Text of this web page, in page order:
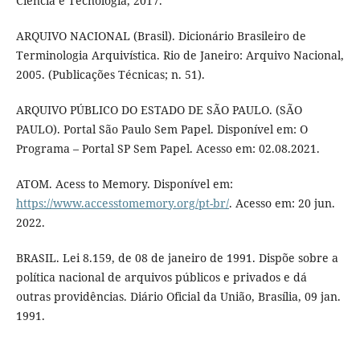
ARQUIVO NACIONAL (Brasil). Dicionário Brasileiro de
Terminologia Arquivística. Rio de Janeiro: Arquivo Nacional,
2005. (Publicações Técnicas; n. 51).
ARQUIVO PÚBLICO DO ESTADO DE SÃO PAULO. (SÃO
PAULO). Portal São Paulo Sem Papel. Disponível em: O
Programa – Portal SP Sem Papel. Acesso em: 02.08.2021.
ATOM. Acess to Memory. Disponível em:
https://www.accesstomemory.org/pt-br/. Acesso em: 20 jun.
2022.
BRASIL. Lei 8.159, de 08 de janeiro de 1991. Dispõe sobre a
política nacional de arquivos públicos e privados e dá
outras providências. Diário Oficial da União, Brasília, 09 jan.
1991.